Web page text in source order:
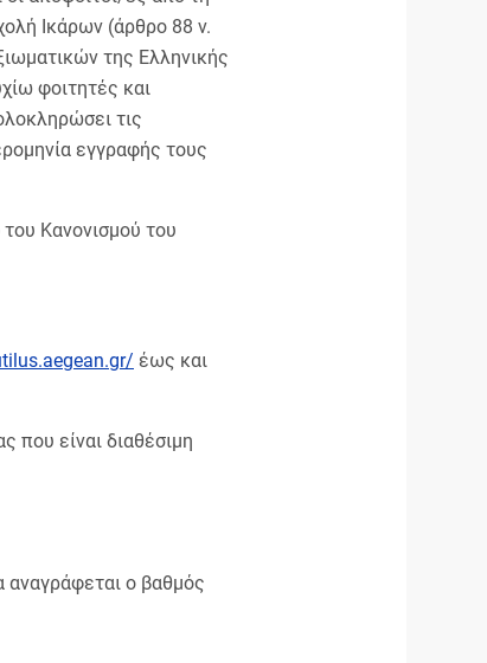
Ικάρων (άρθρο 88 ν.
της Ελληνικής
φοιτητές και
τις
εγγραφής τους
Κανονισμού του
έως και
που είναι διαθέσιμη
αναγράφεται ο βαθμός